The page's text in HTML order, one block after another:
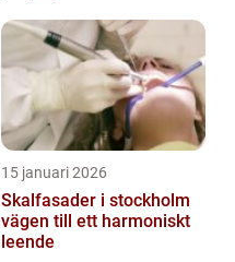
15 januari 2026
Skalfasader i stockholm
vägen till ett harmoniskt
leende